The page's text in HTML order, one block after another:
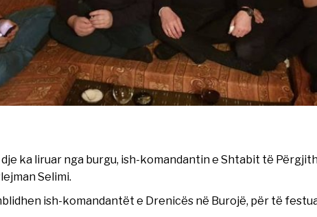
ka liruar nga burgu, ish-komandantin e Shtabit të
Selimi.
ish-komandantët e Drenicës në Burojë, për të